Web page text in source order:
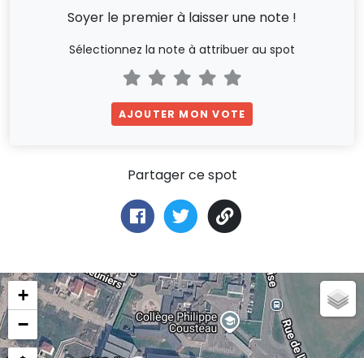
Soyer le premier à laisser une note !
Sélectionnez la note à attribuer au spot
AJOUTER MON VOTE
Partager ce spot
+
−